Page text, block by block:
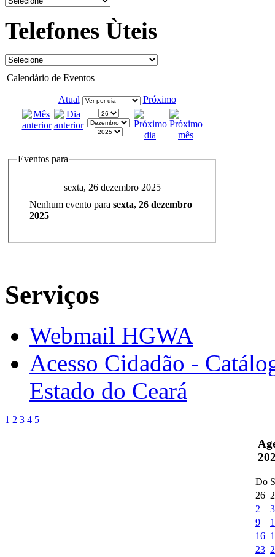
Telefones Ùteis
Calendário de Eventos
Atual Próximo
Eventos para
sexta, 26 dezembro 2025
Nenhum evento para sexta, 26 dezembro
2025
Serviços
Webmail HGWA
Acesso Cidadão -
Estado do Ceará
1 2 3 4 5
Do
26
2
3
9
16
23